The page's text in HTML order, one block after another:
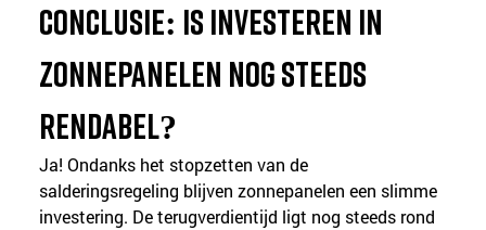
Conclusie: Is investeren in
zonnepanelen nog steeds
rendabel?
Ja! Ondanks het stopzetten van de
salderingsregeling blijven zonnepanelen een slimme
investering. De terugverdientijd ligt nog steeds rond